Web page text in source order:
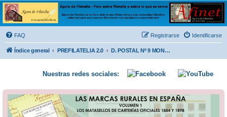
Ágora de Filatelia
Foro sobre filatelia o sobre lo que se tercie. Ágora de Filatelia es un foro abierto que Afinet
ofrece a la comunidad filatélica universal para que exprese libremente sus opiniones y
conocimientos
FAQ Identificarse
Registrarse
Índice general PREFILATELIA 2.0 D. POSTAL Nº 9 MONTAÑAS DE SANTANDER
Nuestras redes sociales: